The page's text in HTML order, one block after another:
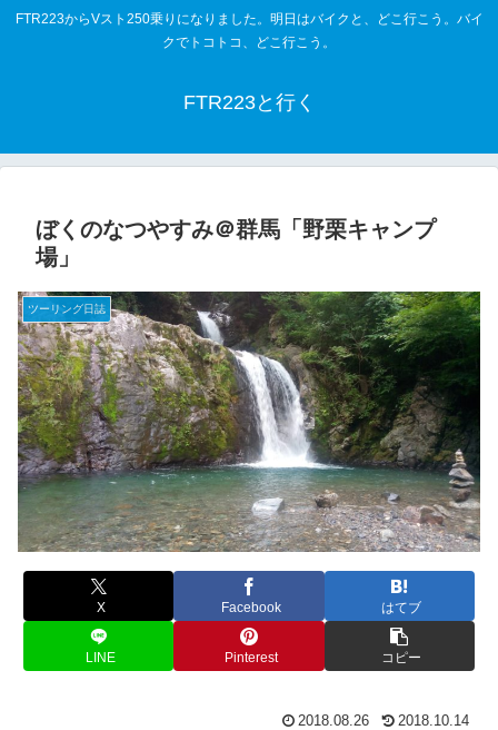
FTR223からVスト250乗りになりました。明日はバイクと、どこ行こう。バイ
クでトコトコ、どこ行こう。
FTR223と行く
ぼくのなつやすみ＠群馬「野栗キャンプ
場」
ツーリング日誌
X Facebook はてブ
LINE Pinterest コピー
2018.08.26 2018.10.14